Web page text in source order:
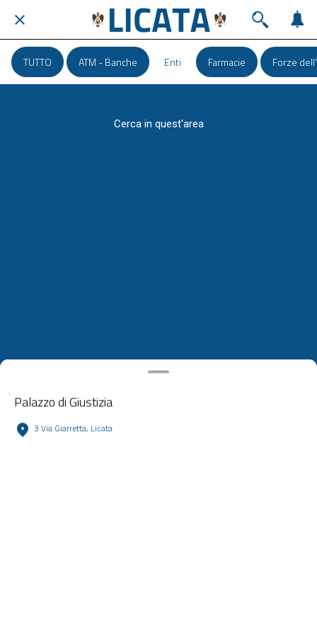
TUTTO ATM - Banche Enti Farmacie Forze
Palazzo di Giustizia
3 Via Giarretta, Licata
Cerca in quest'area